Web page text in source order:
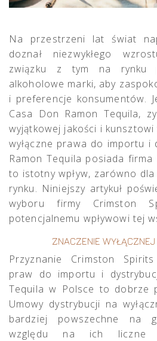
Na przestrzeni lat świat
doznał niezwykłego
związku z tym na rynku
alkoholowe marki, aby
i preferencje konsumentów.
Casa Don Ramon Tequila,
wyjątkowej jakości i kunsztowi
wyłączne prawa do importu i
Ramon Tequila posiada
to istotny wpływ, zarówno
rynku. Niniejszy artykuł
wyboru firmy Crimston
potencjalnemu wpływowi tej
ZNACZENIE WYŁĄCZNEJ
Przyznanie Crimston
praw do importu i
Tequila w Polsce to dobrze
Umowy dystrybucji na
bardziej powszechne na
względu na ich liczne